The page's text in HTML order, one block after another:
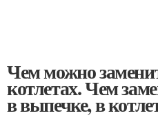
Чем можно
котлетах. Чем
в выпечке, в